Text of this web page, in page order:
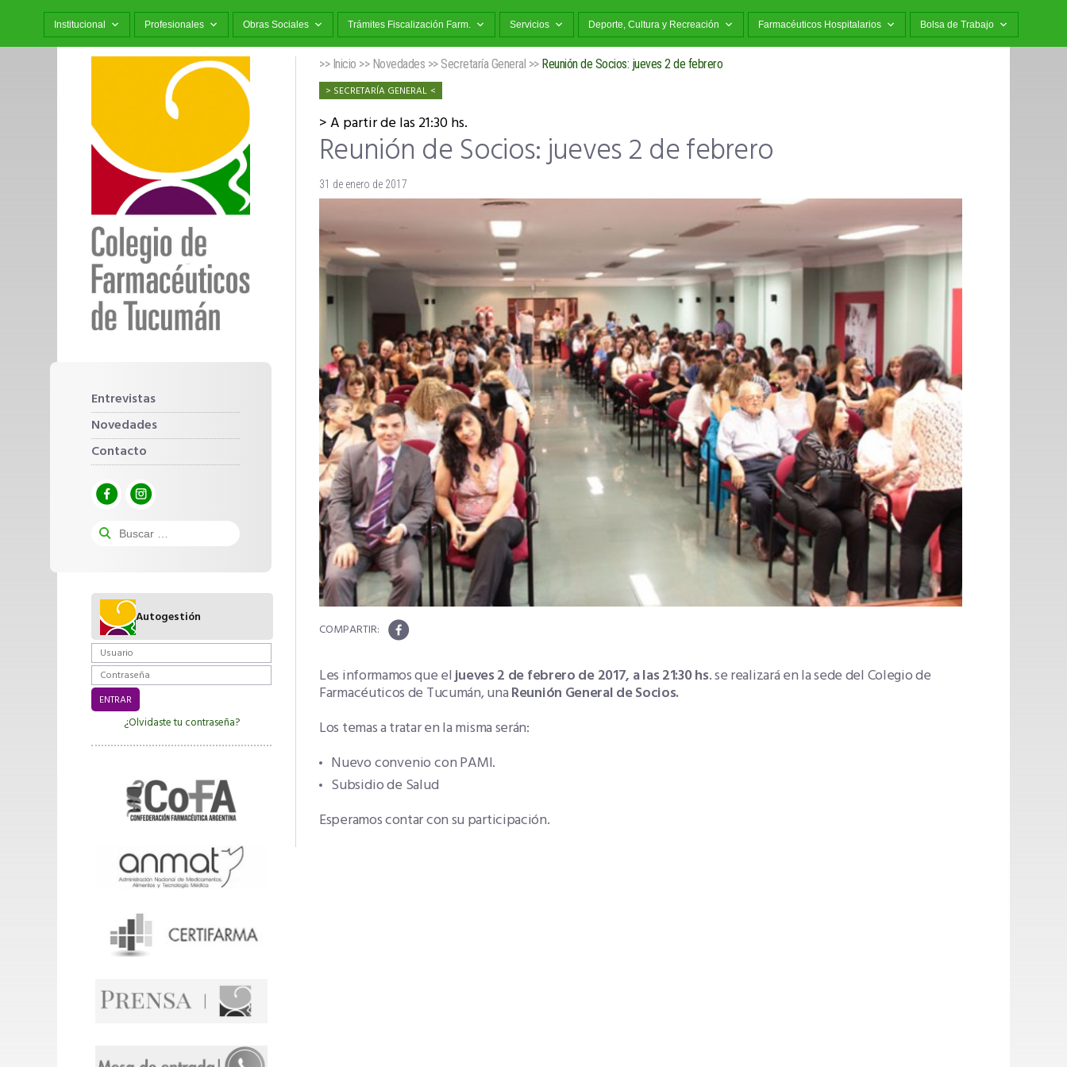
Institucional Profesionales Obras Sociales Trámites Fiscalización Farm. Servicios Deporte, Cultura y Recreación Farmacéuticos Hospitalarios Bolsa de Trabajo
Entrevistas
Novedades
Contacto
Autogestión
¿Olvidaste tu contraseña?
>> Inicio >> Novedades >> Secretaría General >> Reunión de Socios: jueves 2 de febrero
SECRETARÍA GENERAL
A partir de las 21:30 hs.
Reunión de Socios: jueves 2 de febrero
31 de enero de 2017
Les informamos que eljueves 2 de febrero de 2017, a las 21:30 hs. se realizará en la sede del Colegio de
Farmacéuticos de Tucumán, unaReunión General de Socios.
Los temas a tratar en la misma serán:
Nuevo convenio con PAMI.
Subsidio de Salud
Esperamos contar con su participación.